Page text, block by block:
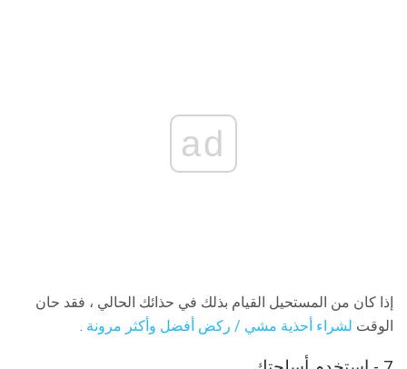
ad
إذا كان من المستحيل القيام بذلك في حذائك الحالي ، فقد حان
الوقت لشراء أحذية مشي / ركض أفضل وأكثر مرونة .